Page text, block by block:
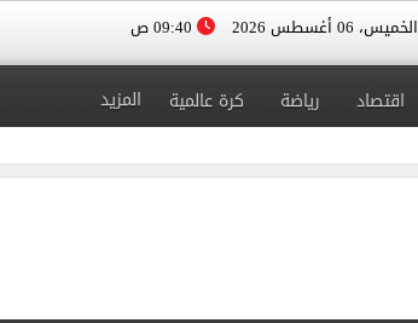
الخميس، 06 أغسطس 2026
اقتصاد رياضة كرة عالمية المزيد